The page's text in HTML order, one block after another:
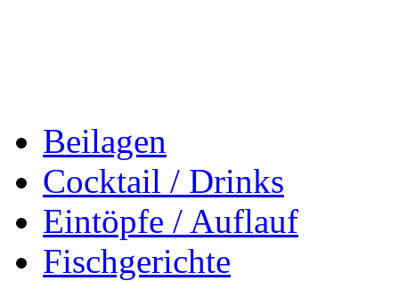
Beilagen
Cocktail / Drinks
Eintöpfe / Auflauf
Fischgerichte